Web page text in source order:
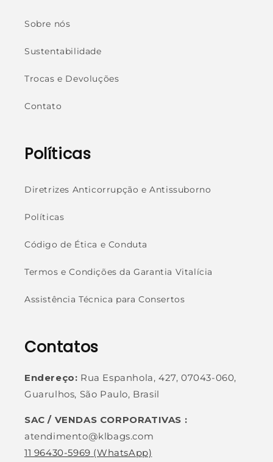
Sobre nós
Sustentabilidade
Trocas e Devoluções
Contato
Políticas
Diretrizes Anticorrupção e Antissuborno
Políticas
Código de Ética e Conduta
Termos e Condições da Garantia Vitalícia
Assistência Técnica para Consertos
Contatos
Endereço: Rua Espanhola, 427, 07043-060,
Guarulhos, São Paulo, Brasil
SAC / VENDAS CORPORATIVAS :
atendimento@klbags.com
11 96430-5969 (WhatsApp)